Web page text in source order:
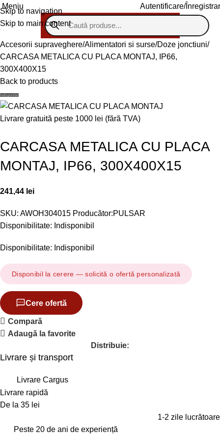
Skip to navigation
Skip to main content
Meniu Autentificare/
Accesorii supraveghere Alimentatori si surse Doze jonctiuni
CARCASA METALICA CU PLACA MONTAJ, IP66,
300X400X15
Back to products
Indisponibil
Livrare gratuită peste 1000 lei (fără TVA)
CARCASA METALICA CU PLACA
MONTAJ, IP66, 300X400X15
241,44 lei
SKU: AWOH304015 Producător:PULSAR
Disponibilitate: Indisponibil
Disponibilitate: Indisponibil
Disponibil la cerere — solicită o ofertă personalizată
Cere ofertă
Compară
Adaugă la favorite
Distribuie:
Livrare și transport
Livrare Cargus
Livrare rapidă
De la 35 lei
1-2 zile lucrătoare
Peste 20 de ani de experiență